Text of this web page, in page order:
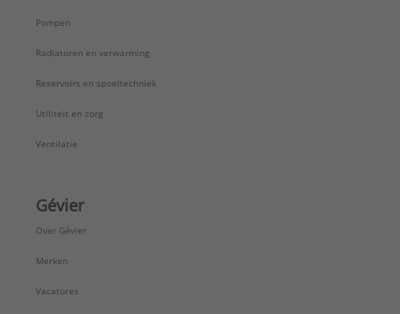
Pompen
Radiatoren en verwarming
Reservoirs en spoeltechniek
Utiliteit en zorg
Ventilatie
Gévier
Over Gévier
Merken
Vacatures